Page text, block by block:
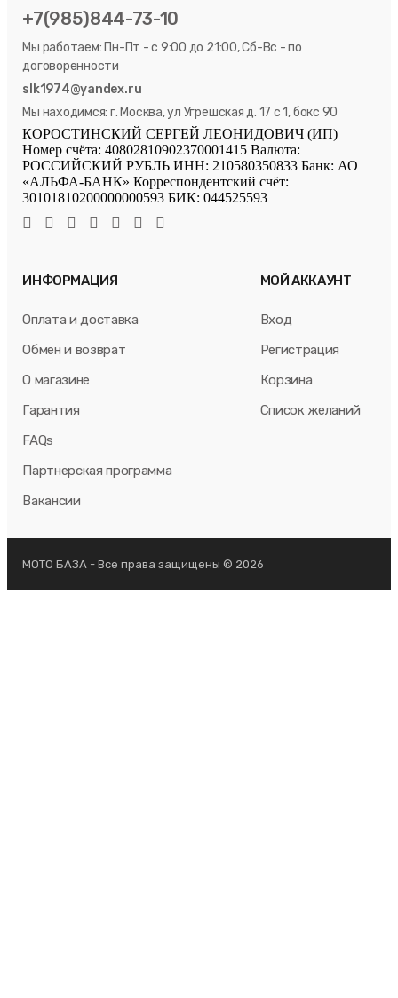
+7(985)844-73-10
Мы работаем: Пн-Пт - с 9:00 до 21:00, Сб-Вс - по
договоренности
slk1974@yandex.ru
Мы находимся: г. Москва, ул Угрешская д. 17 с 1, бокс 90
КОРОСТИНСКИЙ СЕРГЕЙ ЛЕОНИДОВИЧ (ИП)
Номер счёта: 40802810902370001415 Валюта:
РОССИЙСКИЙ РУБЛЬ ИНН: 210580350833 Банк: АО
«АЛЬФА-БАНК» Корреспондентский счёт:
30101810200000000593 БИК: 044525593
ИНФОРМАЦИЯ
Оплата и доставка
Обмен и возврат
О магазине
Гарантия
FAQs
Партнерская программа
Вакансии
МОЙ АККАУНТ
Вход
Регистрация
Корзина
Список желаний
МОТО БАЗА - Все права защищены © 2026